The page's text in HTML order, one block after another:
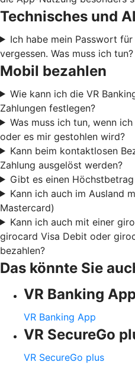
Technisches und
Ich habe mein Passwort
vergessen. Was muss ich tun?
Mobil bezahlen
Wie kann ich die VR
Zahlungen festlegen?
Was muss ich tun, wenn
oder es mir gestohlen wird?
Kann beim kontaktlosen
Zahlung ausgelöst werden?
Gibt es einen
Kann ich auch im Ausland
Mastercard)
Kann ich auch mit einer
girocard Visa Debit oder
bezahlen?
Das könnte Sie
VR Banking
VR Banking App
VR SecureGo
VR SecureGo plus